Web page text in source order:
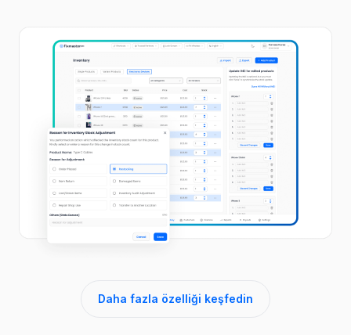
Daha fazla özelliği keşfedin